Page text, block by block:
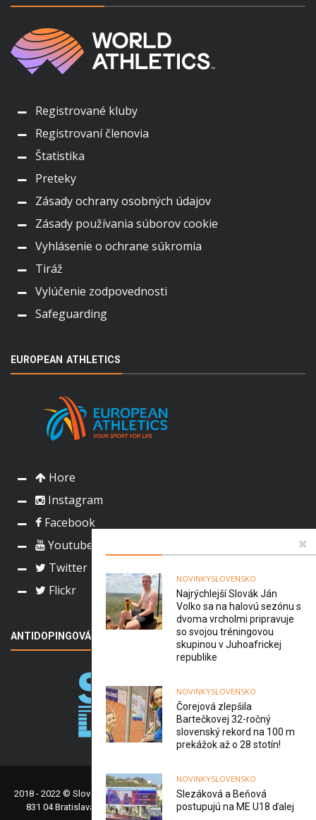
NOVINKYSLOVENSKO
Najrýchlejší Slovák Ján
Volko sa na halovú sezónu s
dvoma vrcholmi pripravuje
so svojou tréningovou
skupinou v Juhoafrickej
republike
NOVINKYSLOVENSKO
Čorejová zlepšila
Bartečkovej 32-ročný
slovenský rekord na 100 m
prekážok až o 28 stotín!
NOVINKYSLOVENSKO
Slezáková a Beňová
postupujú na ME U18 ďalej
Registrované kluby
Registrovaní členovia
Štatistika
Preteky
Zásady ochrany osobných údajov
Zásady používania súborov cookie
Vyhlásenie o ochrane súkromia
Tiráž
Vylúčenie zodpovednosti
Safeguarding
EUROPEAN ATHLETICS
Hore
Instagram
Facebook
Youtube
Twitter
Flickr
ANTIDOPINGOVÁ AGENTÚRA SR
2018 - 2022 © Slovenský atletický zväz | Olympijské námestie 14290/1 |
831 04 Bratislava | +421 2 38 15 55 00 | office@atletika.sk | Správa